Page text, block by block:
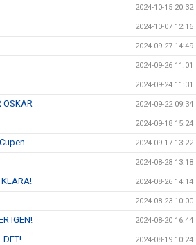
2024-10-15 20:32
2024-10-07 12:16
2024-09-27 14:49
2024-09-26 11:01
2024-09-24 11:31
OSKAR 2024-09-22 09:34
2024-09-18 15:24
2024-09-17 13:22
2024-08-28 13:18
KLARA! 2024-08-26 14:14
2024-08-23 10:00
IGEN! 2024-08-20 16:44
2024-08-19 10:24